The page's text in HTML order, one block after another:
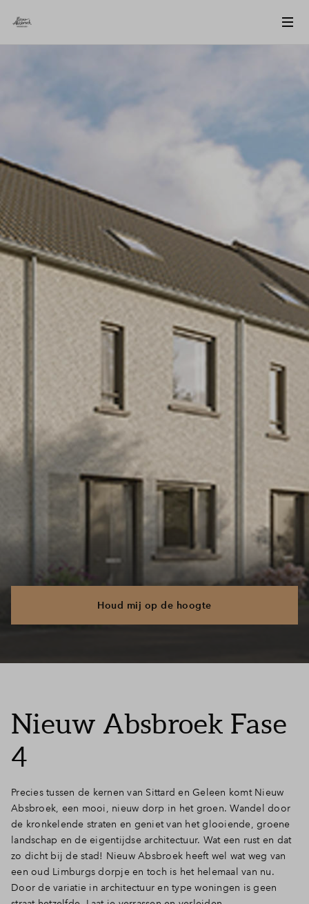
Houd mij op de hoogte
Nieuw Absbroek Fase
4
Precies tussen de kernen van Sittard en Geleen komt Nieuw
Absbroek, een mooi, nieuw dorp in het groen. Wandel door
de kronkelende straten en geniet van het glooiende, groene
landschap en de eigentijdse architectuur. Wat een rust en dat
zo dicht bij de stad! Nieuw Absbroek heeft wel wat weg van
een oud Limburgs dorpje en toch is het helemaal van nu.
Door de variatie in architectuur en type woningen is geen